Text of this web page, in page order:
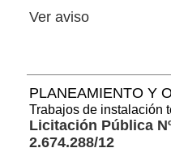
Ver aviso
PLANEAMIENTO Y
Trabajos de instalación
Licitación Pública
2.674.288/12